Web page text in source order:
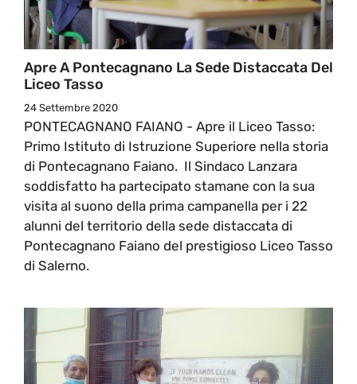
Apre A Pontecagnano La Sede Distaccata Del
Liceo Tasso
24 Settembre 2020
PONTECAGNANO FAIANO - Apre il Liceo Tasso:
Primo Istituto di Istruzione Superiore nella storia
di Pontecagnano Faiano. Il Sindaco Lanzara
soddisfatto ha partecipato stamane con la sua
visita al suono della prima campanella per i 22
alunni del territorio della sede distaccata di
Pontecagnano Faiano del prestigioso Liceo Tasso
di Salerno.